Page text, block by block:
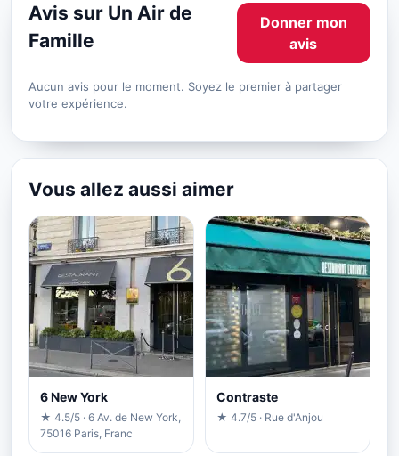
Avis sur Un Air de
Famille
Donner mon
avis
Aucun avis pour le moment. Soyez le premier à partager
votre expérience.
Vous allez aussi aimer
6 New York
★ 4.5/5 · 6 Av. de New York,
75016 Paris, Franc
Contraste
★ 4.7/5 · Rue d'Anjou